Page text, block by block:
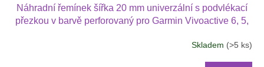
Náhradní řemínek šířka 20 mm univerzální s podvlékací
přezkou v barvě perforovaný pro Garmin Vivoactive 6, 5,
Skladem (>5 ks)